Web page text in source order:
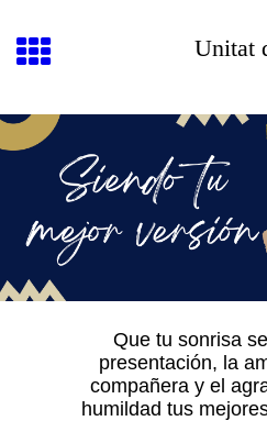
Unitat
Que tu sonrisa
presentación, la
compañera y el
humildad tus